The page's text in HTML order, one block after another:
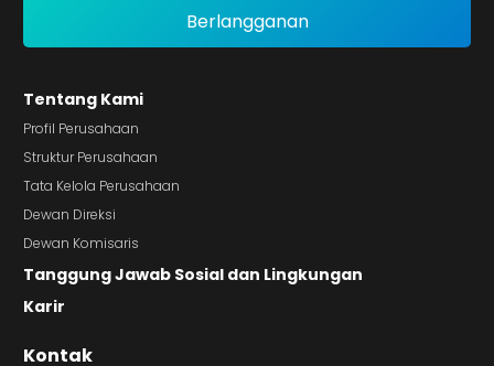
Tentang Kami
Profil Perusahaan
Struktur Perusahaan
Tata Kelola Perusahaan
Dewan Direksi
Dewan Komisaris
Tanggung Jawab Sosial dan Lingkungan
Karir
Kontak